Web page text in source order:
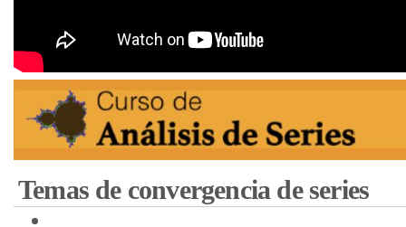
Temas de convergencia de series